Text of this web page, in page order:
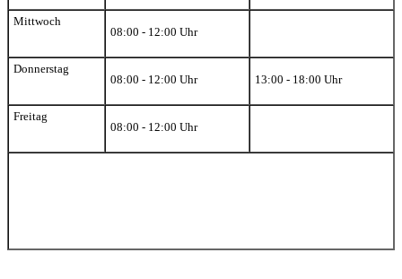
Mittwoch
08:00 - 12:00 Uhr
Donnerstag
08:00 - 12:00 Uhr
13:00 - 18:00 Uhr
Freitag
08:00 - 12:00 Uhr